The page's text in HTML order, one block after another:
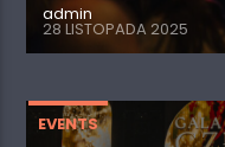
admin
28 LISTOPADA 2025
EVENTS